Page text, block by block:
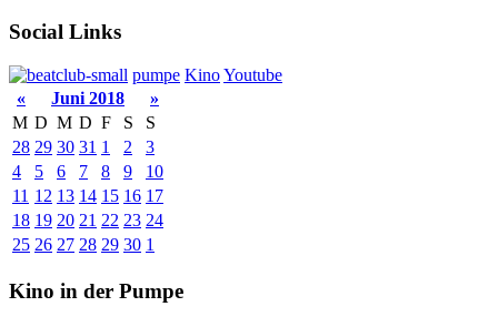
Social Links
pumpe KinoYoutube
«
Juni 2018
»
M D M D F S
S
28 29 30 31 1 2
3
4
5 6 7 8 9
10
11 12 13 14 15 16 17
18 19 20 21 22 23 24
25 26 27 28 29 30 1
Kino in der Pumpe